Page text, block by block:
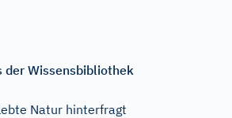
Wissensbibliothek
Natur hinterfragt